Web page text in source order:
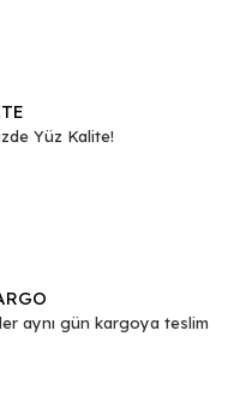
Yüz Kalite!
aynı gün kargoya teslim